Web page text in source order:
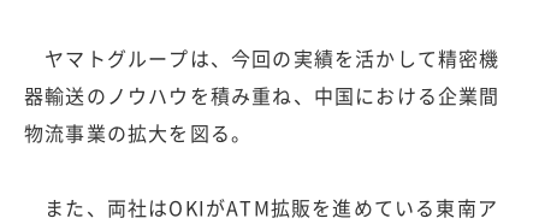
ヤマトグループは、今回の実績を活かして精密機
器輸送のノウハウを積み重ね、中国における企業間
物流事業の拡大を図る。
また、両社はOKIがATM拡販を進めている東南ア